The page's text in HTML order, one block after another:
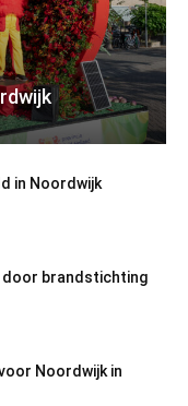
in Noordwijk
door brandstichting
Noordwijk in